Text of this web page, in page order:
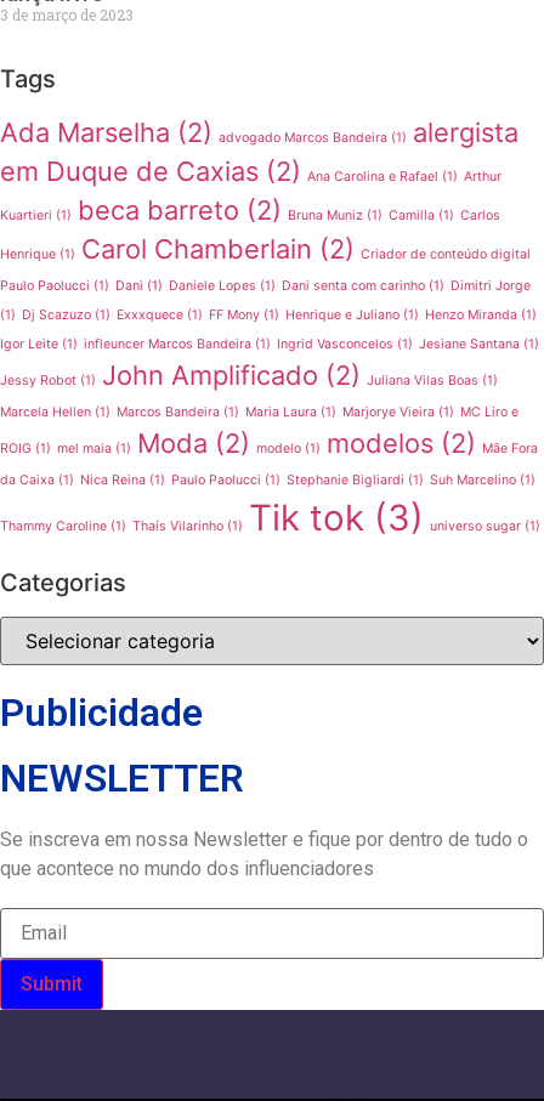
3 de março de 2023
Tags
Ada Marselha (2) advogado Marcos Bandeira (1) alergista
em Duque de Caxias (2) Ana Carolina e Rafael (1) Arthur
Kuartieri (1) beca barreto (2) Bruna Muniz (1) Camilla (1) Carlos
Henrique (1) Carol Chamberlain (2) Criador de conteúdo digital
Paulo Paolucci (1) Dani (1) Daniele Lopes (1) Dani senta com carinho (1) Dimitri Jorge
(1) Dj Scazuzo (1) Exxxquece (1) FF Mony (1) Henrique e Juliano (1) Henzo Miranda (1)
Igor Leite (1) infleuncer Marcos Bandeira (1) Ingrid Vasconcelos (1) Jesiane Santana (1)
Jessy Robot (1) John Amplificado (2) Juliana Vilas Boas (1)
Marcela Hellen (1) Marcos Bandeira (1) Maria Laura (1) Marjorye Vieira (1) MC Liro e
ROIG (1) mel maia (1) Moda (2) modelo (1) modelos (2)
Mãe Fora
da Caixa (1) Nica Reina (1) Paulo Paolucci (1) Stephanie Bigliardi (1) Suh Marcelino (1)
Thammy Caroline (1) Thaís Vilarinho (1) Tik tok (3) universo sugar (1)
Categorias
Categorias
Publicidade
NEWSLETTER
Se inscreva em nossa Newsletter e fique por dentro de tudo o
que acontece no mundo dos influenciadores
Submit